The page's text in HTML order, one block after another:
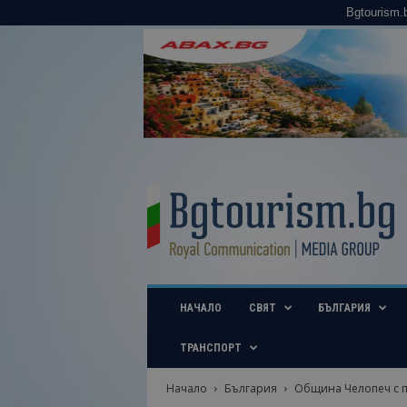
u
i
b
НАЧАЛО СВЯТ БЪЛГАРИЯ
ТРАНСПОРТ
Начало България
Община Челопеч с